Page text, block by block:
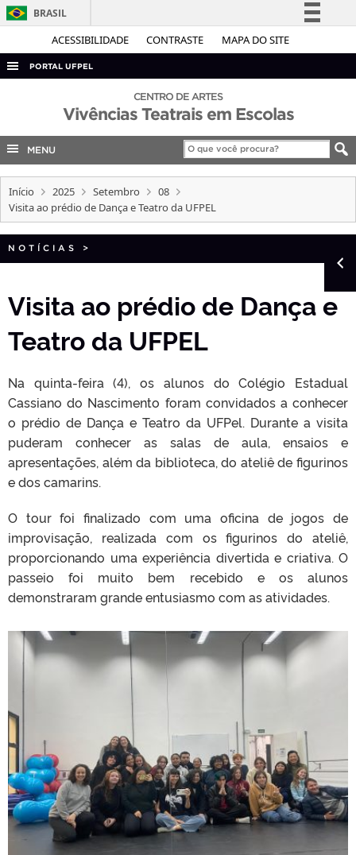
ACESSIBILIDADE CONTRASTE MAPA DO SITE
BRASIL
Simplifique!
Acesso à informação
Legislação
Canais
PORTAL UFPEL
AUDITORIA
COBALTO
TELEFONES
CENTRO DE ARTES
Vivências Teatrais em Escolas
MENU
Início 2025 Setembro
08
Visita ao prédio de Dança e Teatro da UFPEL
NOTÍCIAS >
Visita ao prédio de Dança e
Teatro da UFPEL
Na quinta-feira (4), os alunos do Colégio Estadual
Cassiano do Nascimento foram convidados a conhecer
o prédio de Dança e Teatro da UFPel. Durante a visita
puderam conhecer as salas de aula, ensaios e
apresentações, além da biblioteca, do ateliê de figurinos
e dos camarins.
O tour foi finalizado com uma oficina de jogos de
improvisação, realizada com os figurinos do ateliê,
proporcionando uma experiência divertida e criativa. O
passeio foi muito bem recebido e os alunos
demonstraram grande entusiasmo com as atividades.